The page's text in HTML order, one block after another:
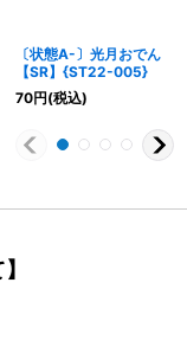
〔状態A-〕光月おでん
【SR】{ST22-005}
70円(税込)